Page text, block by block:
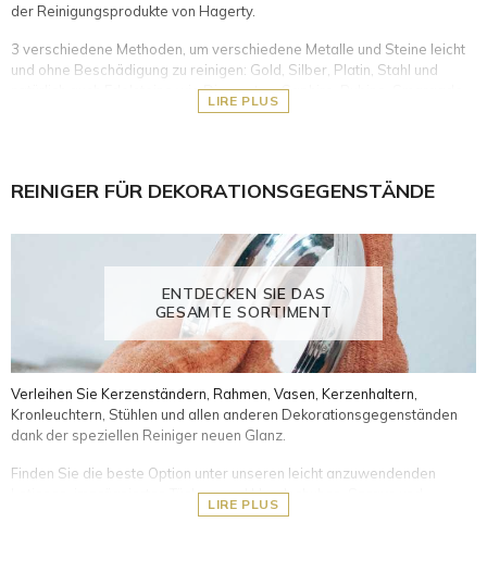
der Reinigungsprodukte von Hagerty.
3 verschiedene Methoden, um verschiedene Metalle und Steine leicht
und ohne Beschädigung zu reinigen: Gold, Silber, Platin, Stahl und
natürlich auch Edelsteine wie Diamanten, Saphire, Rubine, Smaragde,
Ihnen, Ihre wertvollen Gegenstände 2 bis 3 Minuten lang in die
Reinigungstücher: 100% Baumwolle, imprägniert mit einer Formel
zum schnellen Polieren von Juwelen, um Oxidation und Schmutz
zu entfernen und den Glanz wiederherzustellen.
Reinigungsstift: Gel mit Bürste, mit dem man jeden Winkel des
Schmucks reinigen kann.
LIRE PLUS
REINIGER FÜR DEKORATIONSGEGENSTÄNDE
ENTDECKEN SIE DAS
GESAMTE SORTIMENT
Verleihen Sie Kerzenständern, Rahmen, Vasen, Kerzenhaltern,
Kronleuchtern, Stühlen und allen anderen Dekorationsgegenständen
dank der speziellen Reiniger neuen Glanz.
Finden Sie die beste Option unter unseren leicht anzuwendenden
Lotionen, imprägnierten Tüchern und Handschuhen, Sprays und
Cremes. Ohne Schaden zu nehmen, erhalten die Gegenstände ihren
LIRE PLUS